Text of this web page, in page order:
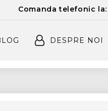
Comanda telefonic la:
DESPRE NOI